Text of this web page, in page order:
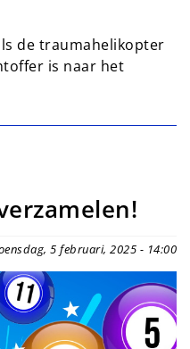
de traumahelikopter
is naar het
5 februari, 2025 - 14:00